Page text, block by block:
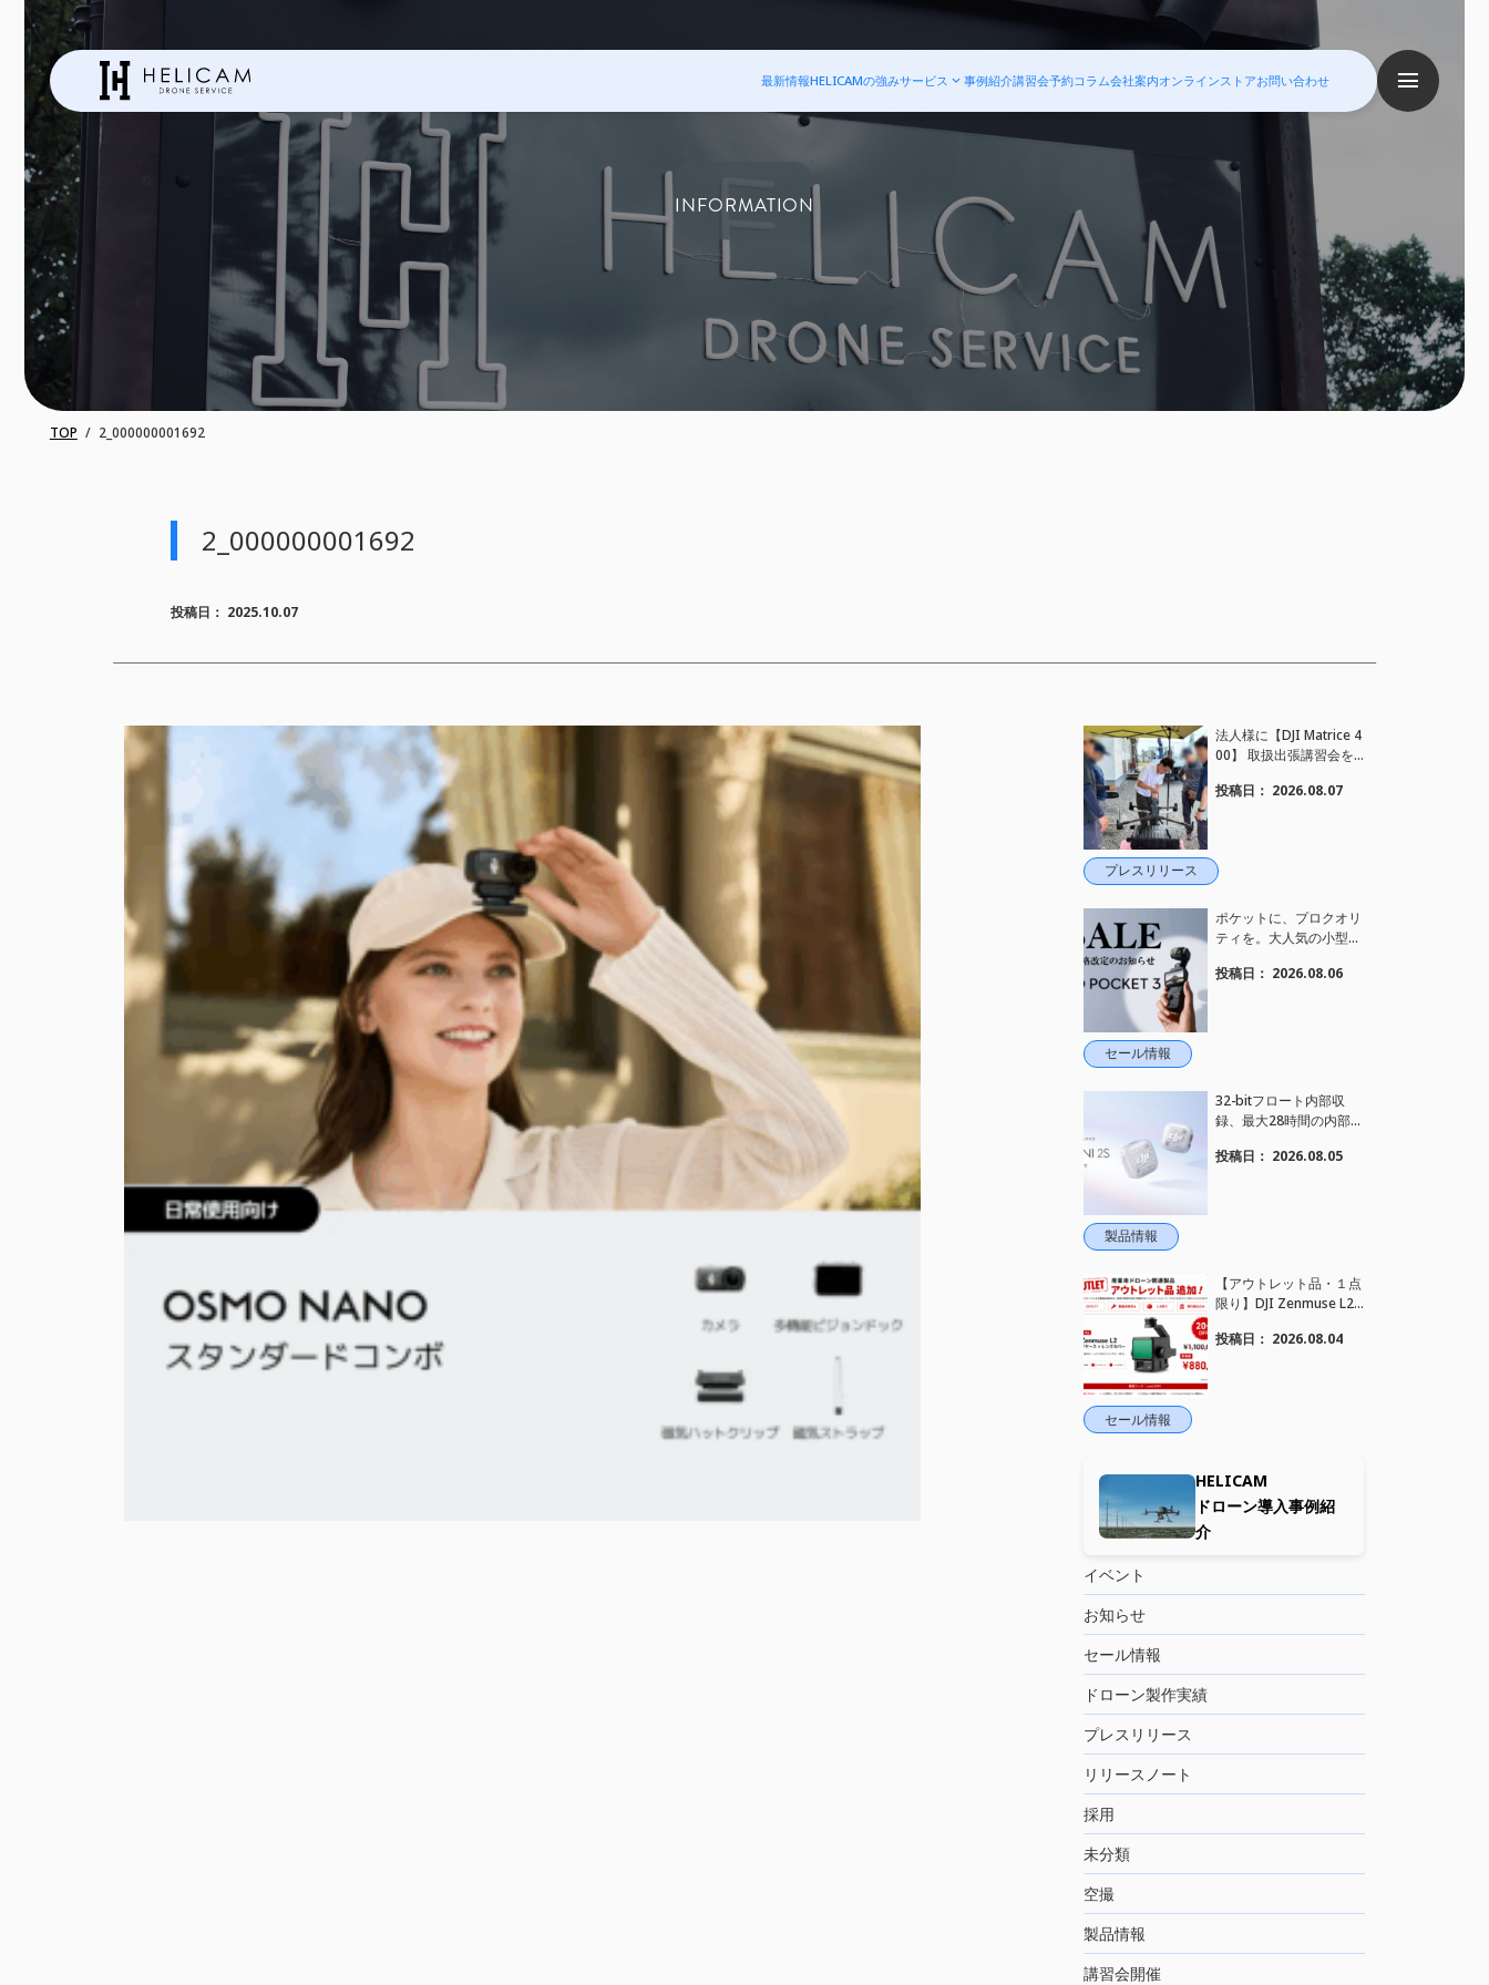
最新情報HELICAMの強みサービス 事例紹介講習会予約コラム会社案内オンラインストアお問い合わせ
INFORMATION
TOP 2_000000001692
2_000000001692
投稿日： 2025.10.07
プレスリリース
法人様に【DJI Matrice 4
00】 取扱出張講習会を
施しました。
投稿日： 2026.08.07
セール情報
ポケットに、プロクオリ
ティを。大人気の小型カ
定価がさらにお値下げさ
投稿日： 2026.08.06
製品情報
32-bitフロート内部収
録、最大28時間の内部録
応、2段階AIノイズキャ
投稿日： 2026.08.05
セール情報
【アウトレット品・１点
限り】DJI Zenmuse L2
た。｜HELICAM STORE
投稿日： 2026.08.04
HELICAM
ドローン導入事例紹
介
イベント
お知らせ
セール情報
ドローン製作実績
プレスリリース
リリースノート
採用
未分類
空撮
製品情報
講習会開催